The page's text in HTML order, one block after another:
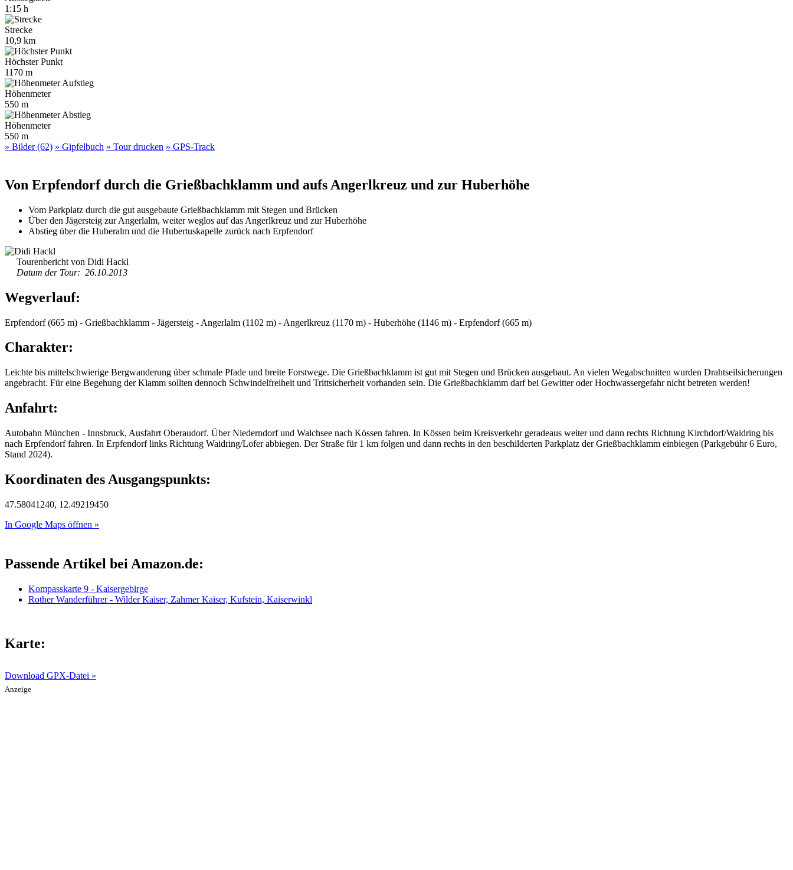
1:15 h
Strecke
10,9 km
Höchster Punkt
1170 m
Höhenmeter
550 m
Höhenmeter
550 m
» Bilder (62) » Gipfelbuch » Tour drucken » GPS-Track
Von Erpfendorf durch die Grießbachklamm und aufs Angerlkreuz und zur Huberhöhe
Vom Parkplatz durch die gut ausgebaute Grießbachklamm mit Stegen und Brücken
Über den Jägersteig zur Angerlalm, weiter weglos auf das Angerlkreuz und zur Huberhöhe
Abstieg über die Huberalm und die Hubertuskapelle zurück nach Erpfendorf
Tourenbericht von Didi Hackl
Datum der Tour: 26.10.2013
Wegverlauf:
Erpfendorf (665 m) - Grießbachklamm - Jägersteig - Angerlalm (1102 m) - Angerlkreuz (1170 m) - Huberhöhe (1146 m) - Erpfendorf (665 m)
Charakter:
Leichte bis mittelschwierige Bergwanderung über schmale Pfade und breite Forstwege. Die Grießbachklamm ist gut mit Stegen und Brücken ausgebaut. An vielen Wegabschnitten wurden Drahtseilsicherungen
angebracht. Für eine Begehung der Klamm sollten dennoch Schwindelfreiheit und Trittsicherheit vorhanden sein. Die Grießbachklamm darf bei Gewitter oder Hochwassergefahr nicht betreten werden!
Anfahrt:
Autobahn München - Innsbruck, Ausfahrt Oberaudorf. Über Niederndorf und Walchsee nach Kössen fahren. In Kössen beim Kreisverkehr geradeaus weiter und dann rechts Richtung Kirchdorf/Waidring bis
nach Erpfendorf fahren. In Erpfendorf links Richtung Waidring/Lofer abbiegen. Der Straße für 1 km folgen und dann rechts in den beschilderten Parkplatz der Grießbachklamm einbiegen (Parkgebühr 6 Euro,
Stand 2024).
Koordinaten des Ausgangspunkts:
47.58041240, 12.49219450
In Google Maps öffnen »
Passende Artikel bei Amazon.de:
Kompasskarte 9 - Kaisergebirge
Rother Wanderführer - Wilder Kaiser, Zahmer Kaiser, Kufstein, Kaiserwinkl
Karte:
Download GPX-Datei »
Anzeige